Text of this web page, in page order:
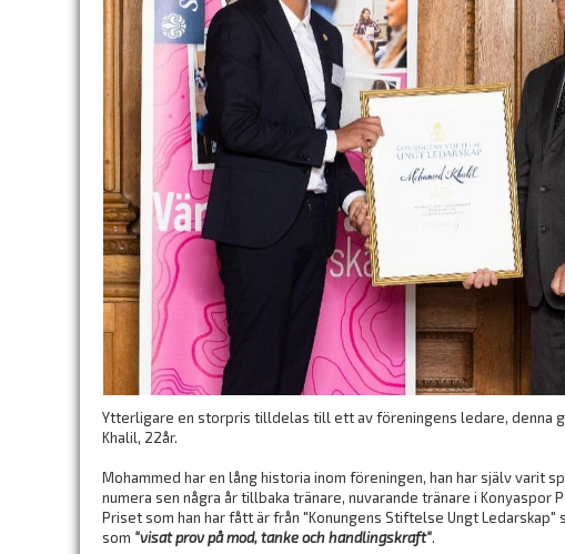
Ytterligare en storpris tilldelas till ett av föreningens ledare, denna
Khalil, 22år.
Mohammed har en lång historia inom föreningen, han har själv varit
numera sen några år tillbaka tränare, nuvarande tränare i Konyaspor
Priset som han har fått är från "Konungens Stiftelse Ungt
som "visat prov på mod, tanke och handlingskraft".